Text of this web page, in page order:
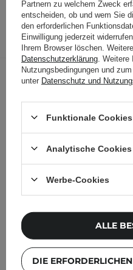
Folgende
anderen
Partnern zu welchem Zweck
entscheiden, ob und wem Sie
den erforderlichen
Einwilligung jederzeit
Ihrem Browser löschen.
Datenschutzerklärung .
Nutzungsbedingungen und
unter Datenschutz und
Funktionale
Analytische Cookies
Werbe-Cookies
DIE
ALLE